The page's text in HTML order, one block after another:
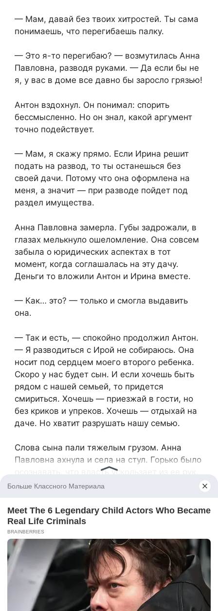
— Мам, давай без твоих хитростей. Ты сама
понимаешь, что перегибаешь палку.
— Это я-то перегибаю? — возмутилась Анна
Павловна, разводя руками. — Да если бы не
я, у вас в доме все давно бы заросло грязью!
Антон вздохнул. Он понимал: спорить
бессмысленно. Но он знал, какой аргумент
точно подействует.
— Мам, я скажу прямо. Если Ирина решит
подать на развод, то ты останешься без
своей дачи. Потому что она оформлена на
меня, а значит — при разводе пойдет под
раздел имущества.
Анна Павловна замерла. Губы задрожали, в
глазах мелькнуло ошеломление. Она совсем
забыла о юридических аспектах в тот
момент, когда соглашалась на эту дачу.
Деньги то вложили Антон и Ирина вместе.
— Как… это? — только и смогла выдавить
она.
— Так и есть, — спокойно продолжил Антон.
— Я разводиться с Ирой не собираюсь. Она
носит под сердцем моего второго ребенка.
Скоро у нас будет сын. И если хочешь быть
рядом с нашей семьей, то придется
смириться. Хочешь — приезжай в гости, но
без криков и упреков. Хочешь — отдыхай на
даче. Но хватит разрушать нашу семью.
Слова сына пали тяжелым грузом. Анна
Павловна ахнула и села на стул. Горько было
осознавать, что власть ускользает из ее рук.
Но еще горче — понять, что сын
Она долго молчала, а потом лишь устало
махнула рукой:
— Ладно… Пусть будет по-твоему.
Антон знал, что это сработает. Мать могла
переспорить кого угодно, но потерять дачу, к
которой уже успела прикипеть душой, ей